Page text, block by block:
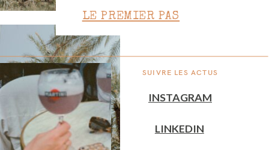
SUIVRE LES ACTUS
INSTAGRAM
LINKEDIN
LE PREMIER PAS